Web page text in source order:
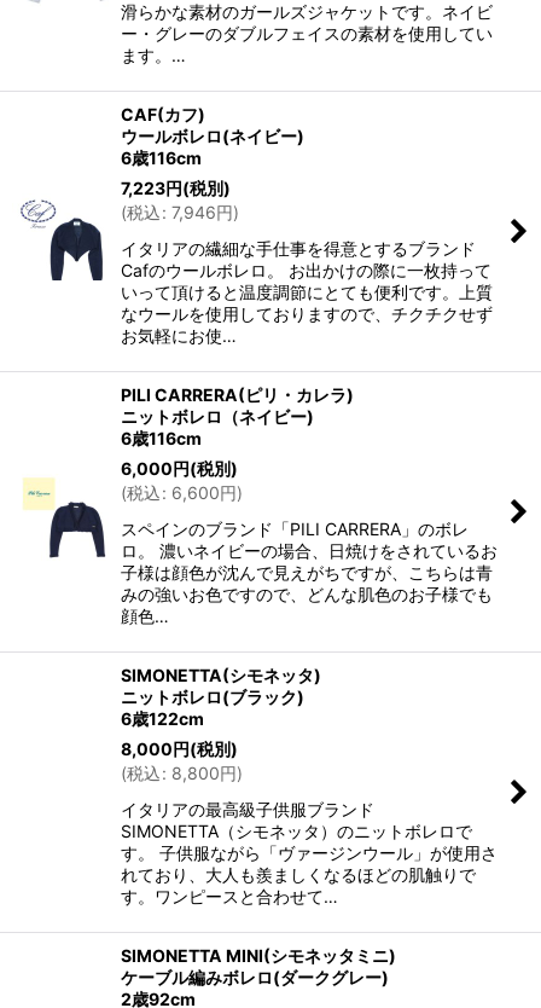
滑らかな素材のガールズジャケットです。ネイビ
ー・グレーのダブルフェイスの素材を使用してい
ます。…
CAF(カフ)
ウールボレロ(ネイビー)
6歳116cm
7,223円(税別)
(税込: 7,946円)
イタリアの繊細な手仕事を得意とするブランド
Cafのウールボレロ。 お出かけの際に一枚持って
いって頂けると温度調節にとても便利です。上質
なウールを使用しておりますので、チクチクせず
お気軽にお使…
PILI CARRERA(ピリ・カレラ)
ニットボレロ（ネイビー)
6歳116cm
6,000円(税別)
(税込: 6,600円)
スペインのブランド「PILI CARRERA」のボレ
ロ。 濃いネイビーの場合、日焼けをされているお
子様は顔色が沈んで見えがちですが、こちらは青
みの強いお色ですので、どんな肌色のお子様でも
顔色…
SIMONETTA(シモネッタ)
ニットボレロ(ブラック)
6歳122cm
8,000円(税別)
(税込: 8,800円)
イタリアの最高級子供服ブランド
SIMONETTA（シモネッタ）のニットボレロで
す。 子供服ながら「ヴァージンウール」が使用さ
れており、大人も羨ましくなるほどの肌触りで
す。ワンピースと合わせて…
SIMONETTA MINI(シモネッタミニ)
ケーブル編みボレロ(ダークグレー)
2歳92cm